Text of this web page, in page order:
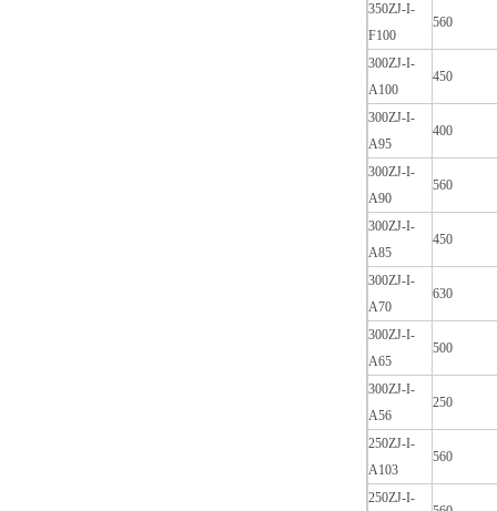
350ZJ-I-
F100
560
300ZJ-I-
A100
450
300ZJ-I-
A95
400
300ZJ-I-
A90
560
300ZJ-I-
A85
450
300ZJ-I-
A70
630
300ZJ-I-
A65
500
300ZJ-I-
A56
250
250ZJ-I-
A103
560
250ZJ-I-